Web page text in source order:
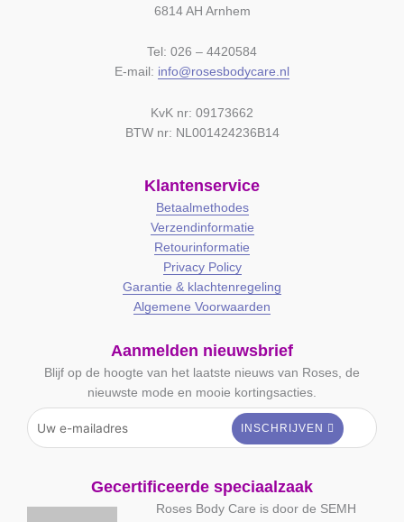
6814 AH Arnhem
Tel: 026 – 4420584
E-mail: info@rosesbodycare.nl
KvK nr: 09173662
BTW nr: NL001424236B14
Klantenservice
Betaalmethodes
Verzendinformatie
Retourinformatie
Privacy Policy
Garantie & klachtenregeling
Algemene Voorwaarden
Aanmelden nieuwsbrief
Blijf op de hoogte van het laatste nieuws van Roses, de
nieuwste mode en mooie kortingsacties.
Gecertificeerde speciaalzaak
Roses Body Care is door de SEMH